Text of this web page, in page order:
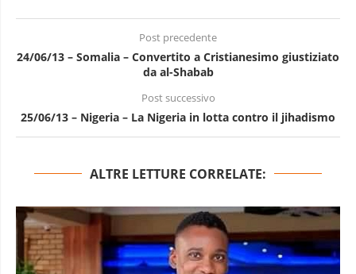
Post precedente
24/06/13 – Somalia – Convertito a Cristianesimo giustiziato
da al-Shabab
Post successivo
25/06/13 – Nigeria – La Nigeria in lotta contro il jihadismo
ALTRE LETTURE CORRELATE: